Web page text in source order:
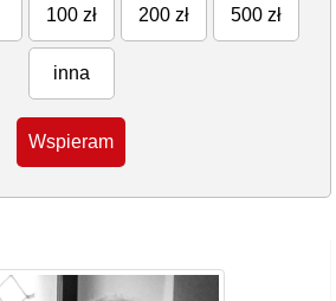
100 zł 200 zł 500 zł
inna
Wspieram